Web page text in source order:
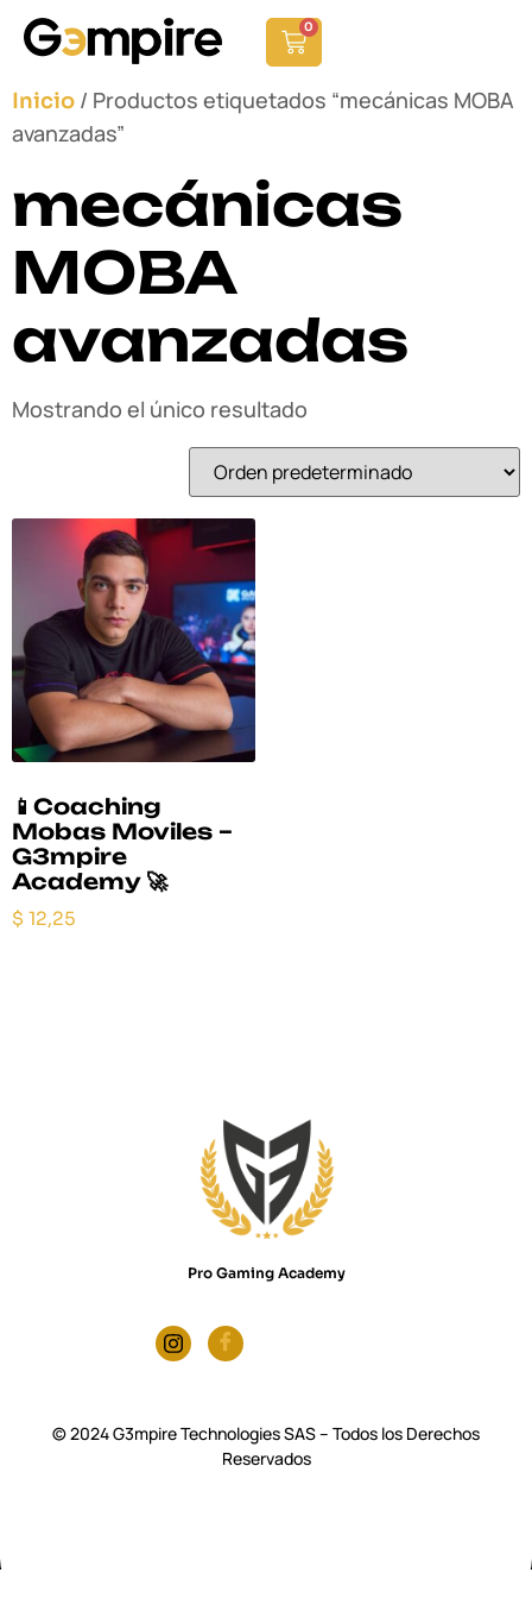
0
Inicio / Productos etiquetados “mecánicas MOBA
avanzadas”
mecánicas
MOBA
avanzadas
Mostrando el único resultado
📱Coaching
Mobas Moviles –
G3mpire
Academy 🚀
$ 12,25
Pro Gaming Academy
© 2024 G3mpire Technologies SAS – Todos los Derechos
Reservados